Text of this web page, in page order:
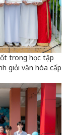
trong học tập
giỏi văn hóa cấp